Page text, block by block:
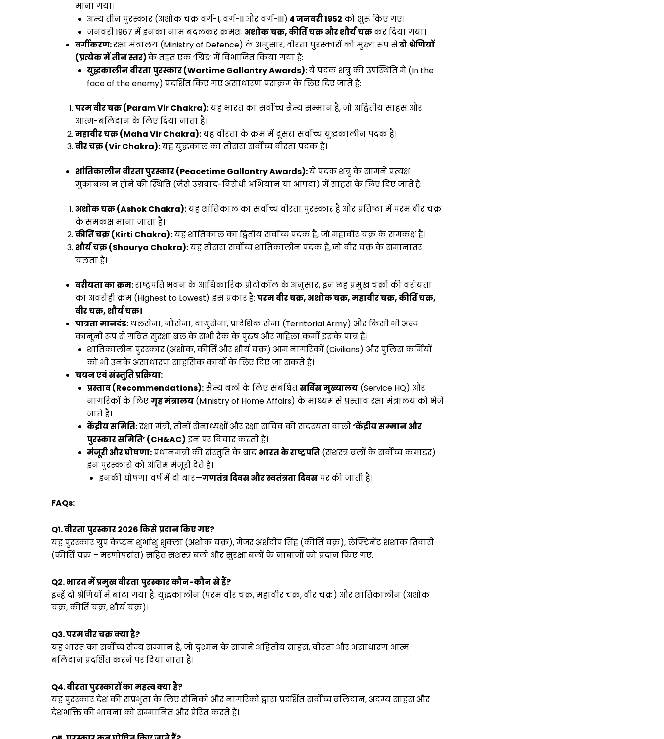
माना गया।
अन्य तीन पुरस्कार (अशोक चक्र वर्ग-I, वर्ग-II और वर्ग-III) 4 जनवरी 1952 को शुरू किए गए।
जनवरी 1967 में इनका नाम बदलकर क्रमशः अशोक चक्र, कीर्ति चक्र और शौर्य चक्रकर दिया गया।
वर्गीकरण:रक्षा मंत्रालय (Ministry of Defence) के अनुसार, वीरता पुरस्कारों को मुख्य रूप सेदो श्रेणियों
(प्रत्येक में तीन स्तर)के तहत एक ‘ग्रिड’ में विभाजित किया गया है:
युद्धकालीन वीरता पुरस्कार (Wartime Gallantry Awards):ये पदक शत्रु की उपस्थिति में (In the
face of the enemy) प्रदर्शित किए गए असाधारण पराक्रम के लिए दिए जाते हैं:
परम वीर चक्र (Param Vir Chakra):यह भारत का सर्वोच्च सैन्य सम्मान है, जो अद्वितीय साहस और
आत्म-बलिदान के लिए दिया जाता है।
महावीर चक्र (Maha Vir Chakra):यह वीरता के क्रम में दूसरा सर्वोच्च युद्धकालीन पदक है।
वीर चक्र (Vir Chakra):यह युद्धकाल का तीसरा सर्वोच्च वीरता पदक है।
शांतिकालीन वीरता पुरस्कार (Peacetime Gallantry Awards):ये पदक शत्रु के सामने प्रत्यक्ष
मुकाबला न होने की स्थिति (जैसे उग्रवाद-विरोधी अभियान या आपदा) में साहस के लिए दिए जाते हैं:
अशोक चक्र (Ashok Chakra):यह शांतिकाल का सर्वोच्च वीरता पुरस्कार है और प्रतिष्ठा में परम वीर चक्र
के समकक्ष माना जाता है।
कीर्ति चक्र (Kirti Chakra):यह शांतिकाल का द्वितीय सर्वोच्च पदक है, जो महावीर चक्र के समकक्ष है।
शौर्य चक्र (Shaurya Chakra):यह तीसरा सर्वोच्च शांतिकालीन पदक है, जो वीर चक्र के समानांतर
चलता है।
वरीयता का क्रम:राष्ट्रपति भवन के आधिकारिक प्रोटोकॉल के अनुसार, इन छह प्रमुख चक्रों की वरीयता
का अवरोही क्रम (Highest to Lowest) इस प्रकार है: परम वीर चक्र, अशोक चक्र, महावीर चक्र, कीर्ति चक्र,
वीर चक्र, शौर्य चक्र।
पात्रता मानदंड: थलसेना, नौसेना, वायुसेना, प्रादेशिक सेना (Territorial Army) और किसी भी अन्य
कानूनी रूप से गठित सुरक्षा बल के सभी रैंक के पुरुष और महिला कर्मी इसके पात्र हैं।
शांतिकालीन पुरस्कार (अशोक, कीर्ति और शौर्य चक्र) आम नागरिकों (Civilians) और पुलिस कर्मियों
को भी उनके असाधारण साहसिक कार्यों के लिए दिए जा सकते हैं।
चयन एवं संस्तुति प्रक्रिया:
प्रस्ताव (Recommendations):सैन्य बलों के लिए संबंधितसर्विस मुख्यालय (Service HQ) और
नागरिकों के लिएगृह मंत्रालय (Ministry of Home Affairs) के माध्यम से प्रस्ताव रक्षा मंत्रालय को भेजे
जाते हैं।
केंद्रीय समिति:रक्षा मंत्री, तीनों सेनाध्यक्षों और रक्षा सचिव की सदस्यता वाली‘केंद्रीय सम्मान और
पुरस्कार समिति’ (CH&AC) इन पर विचार करती है।
मंजूरी और घोषणा:प्रधानमंत्री की संस्तुति के बाद भारत के राष्ट्रपति (सशस्त्र बलों के सर्वोच्च कमांडर)
इन पुरस्कारों को अंतिम मंजूरी देते हैं।
इनकी घोषणा वर्ष में दो बार—गणतंत्र दिवस और स्वतंत्रता दिवसपर की जाती है।
FAQs:
Q1. वीरता पुरस्कार 2026 किसे प्रदान किए गए?
यह पुरस्कार ग्रुप कैप्टन शुभांशु शुक्ला (अशोक चक्र), मेजर अर्शदीप सिंह (कीर्ति चक्र), लेफ्टिनेंट शशांक तिवारी
(कीर्ति चक्र – मरणोपरांत) सहित सशस्त्र बलों और सुरक्षा बलों के जांबाजों को प्रदान किए गए.
Q2. भारत में प्रमुख वीरता पुरस्कार कौन-कौन से हैं?
इन्हें दो श्रेणियों में बांटा गया है: युद्धकालीन (परम वीर चक्र, महावीर चक्र, वीर चक्र) और शांतिकालीन (अशोक
चक्र, कीर्ति चक्र, शौर्य चक्र)।
Q3. परम वीर चक्र क्या है?
यह भारत का सर्वोच्च सैन्य सम्मान है, जो दुश्मन के सामने अद्वितीय साहस, वीरता और असाधारण आत्म-
बलिदान प्रदर्शित करने पर दिया जाता है।
Q4. वीरता पुरस्कारों का महत्व क्या है?
यह पुरस्कार देश की संप्रभुता के लिए सैनिकों और नागरिकों द्वारा प्रदर्शित सर्वोच्च बलिदान, अदम्य साहस और
देशभक्ति की भावना को सम्मानित और प्रेरित करते हैं।